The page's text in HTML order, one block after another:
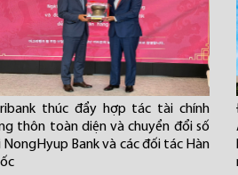
thúc đẩy hợp tác tài chính
thôn toàn diện và chuyển đổi số
NongHyup Bank và các đối tác Hàn